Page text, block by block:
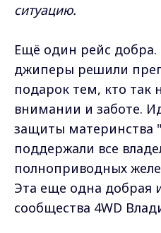
ситуацию.
Ещё один рейс
джиперы решили
подарок тем, кто так
внимании и заботе.
защиты материнства
поддержали все
полноприводных
Эта еще одна добрая
сообщества 4WD